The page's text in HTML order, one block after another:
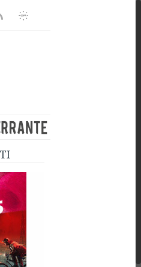
Rss
Informativa